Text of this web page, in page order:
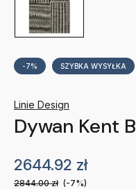
-7% SZYBKA WYSYŁKA
Linie Design
Dywan Kent
2644.92 zł
2844.00zł (-7%)